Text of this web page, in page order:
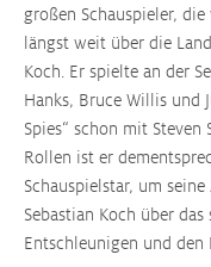
großen Schauspieler,
längst weit über die
Koch. Er spielte an der
Hanks, Bruce Willis und
Spies“ schon mit
Rollen ist er
Schauspielstar, um
Sebastian Koch über
Entschleunigen und den